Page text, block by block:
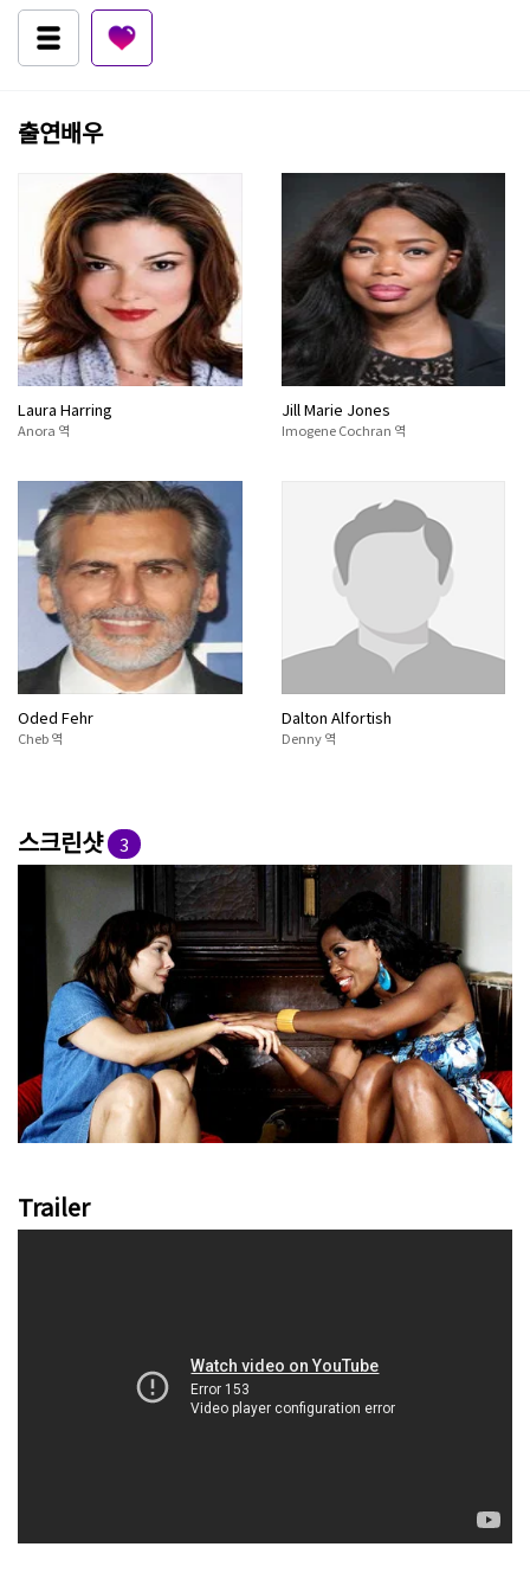
출연배우
Laura Harring
Anora 역
Jill Marie Jones
Imogene Cochran 역
Oded Fehr
Cheb 역
Dalton Alfortish
Denny 역
스크린샷 3
Trailer